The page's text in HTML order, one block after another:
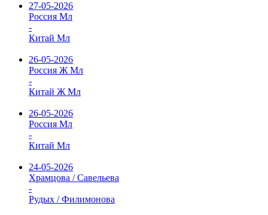
27-05-2026
Россия Мл
-
Китай Мл
26-05-2026
Россия Ж Мл
-
Китай Ж Мл
26-05-2026
Россия Мл
-
Китай Мл
24-05-2026
Храмцова / Савельева
-
Рудых / Филимонова